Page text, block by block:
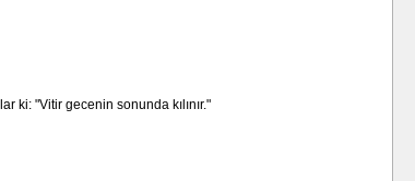
ki: "Vitir gecenin sonunda kılınır."